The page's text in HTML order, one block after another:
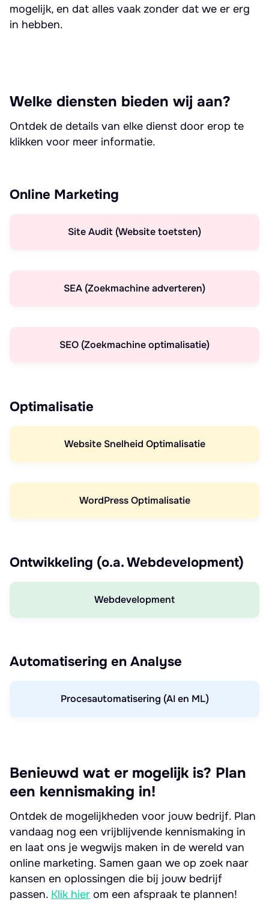
mogelijk, en dat alles vaak zonder dat we er erg
in hebben.
Welke diensten bieden wij aan?
Ontdek de details van elke dienst door erop te
klikken voor meer informatie.
Online Marketing
Site Audit (Website toetsten)
SEA (Zoekmachine adverteren)
SEO (Zoekmachine optimalisatie)
Optimalisatie
Website Snelheid Optimalisatie
WordPress Optimalisatie
Ontwikkeling (o.a. Webdevelopment)
Webdevelopment
Automatisering en Analyse
Procesautomatisering (AI en ML)
Benieuwd wat er mogelijk is? Plan
een kennismaking in!
Ontdek de mogelijkheden voor jouw bedrijf. Plan
vandaag nog een vrijblijvende kennismaking in
en laat ons je wegwijs maken in de wereld van
online marketing. Samen gaan we op zoek naar
kansen en oplossingen die bij jouw bedrijf
passen. Klik hier om een afspraak te plannen!